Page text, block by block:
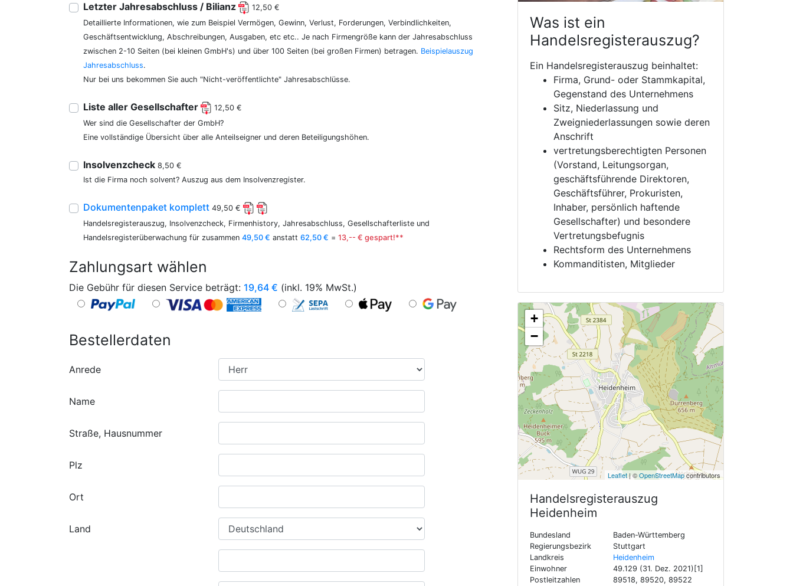
Letzter Jahresabschluss / Bilianz
12,50 €
Detaillierte Informationen, wie zum Beispiel Vermögen, Gewinn, Verlust, Forderungen, Verbindlichkeiten,
Geschäftsentwicklung, Abschreibungen, Ausgaben, etc etc.. Je nach Firmengröße kann der Jahresabschluss
zwischen 2-10 Seiten (bei kleinen GmbH's) und über 100 Seiten (bei großen Firmen) betragen. Beispielauszug
Jahresabschluss.
Nur bei uns bekommen Sie auch "Nicht-veröffentlichte" Jahresabschlüsse.
Liste aller Gesellschafter
12,50 €
Wer sind die Gesellschafter der GmbH?
Eine vollständige Übersicht über alle Anteilseigner und deren Beteiligungshöhen.
Insolvenzcheck 8,50 €
Ist die Firma noch solvent? Auszug aus dem Insolvenzregister.
Dokumentenpaket komplett 49,50 €
Handelsregisterauszug, Insolvenzcheck, Firmenhistory, Jahresabschluss, Gesellschafterliste und
Handelsregisterüberwachung für zusammen 49,50 € anstatt 62,50 € = 13,-- € gespart!**
Zahlungsart wählen
Die Gebühr für diesen Service beträgt: 19,64 € (inkl. 19% MwSt.)
Bestellerdaten
Anrede
Name
Straße, Hausnummer
Plz
Ort
Land
Was ist ein
Handelsregisterauszug?
Ein Handelsregisterauszug beinhaltet:
Firma, Grund- oder Stammkapital,
Gegenstand des Unternehmens
Sitz, Niederlassung und
Zweigniederlassungen sowie deren
Anschrift
vertretungsberechtigten Personen
(Vorstand, Leitungsorgan,
geschäftsführende Direktoren,
Geschäftsführer, Prokuristen,
Inhaber, persönlich haftende
Gesellschafter) und besondere
Vertretungsbefugnis
Rechtsform des Unternehmens
Kommanditisten, Mitglieder
+
−
Leaflet| ©OpenStreetMapcontributors
Handelsregisterauszug
Heidenheim
Bundesland
Baden-Württemberg
Regierungsbezirk
Stuttgart
Landkreis
Heidenheim
Einwohner
49.129 (31. Dez. 2021)[1]
Postleitzahlen
89518, 89520, 89522